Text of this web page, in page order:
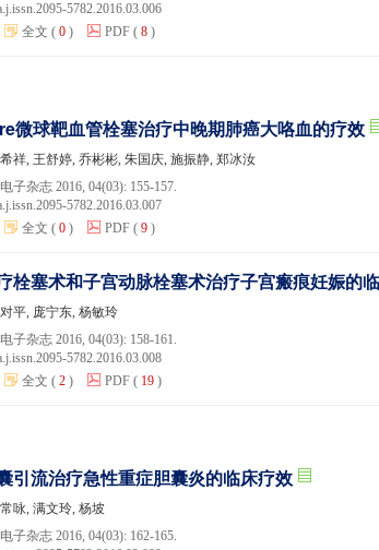
5782.2016.03.006
全文 ( 0 ) PDF ( 8 )
微球靶血管栓塞治疗中晚期肺癌大咯血的疗效
祥, 王舒婷, 乔彬彬, 朱国庆, 施振静, 郑冰汝
子杂志 2016, 04(03): 155-157.
5782.2016.03.007
全文 ( 0 ) PDF ( 9 )
栓塞术和子宫动脉栓塞术治疗子宫瘢痕妊娠的
平, 庞宁东, 杨敏玲
子杂志 2016, 04(03): 158-161.
5782.2016.03.008
全文 ( 2 ) PDF ( 19 )
引流治疗急性重症胆囊炎的临床疗效
咏, 满文玲, 杨坡
子杂志 2016, 04(03): 162-165.